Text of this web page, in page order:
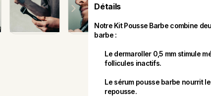
Détails
Notre Kit Pousse Barbe combine
barbe :
Le dermaroller 0,5 mm stimule
follicules inactifs.
Le sérum pousse barbe nourrit
repousse.